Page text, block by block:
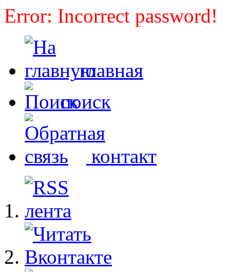
Error: Incorrect password!
главная
поиск
контакт